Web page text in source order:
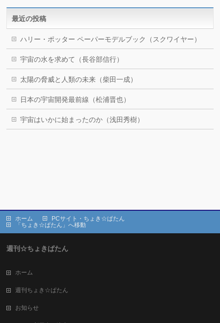
最近の投稿
ハリー・ポッター ペーパーモデルブック（スクワイヤー）
宇宙の水を求めて（長谷部信行）
太陽の脅威と人類の未来（柴田一成）
日本の宇宙開発最前線（松浦晋也）
宇宙はいかに始まったのか（浅田秀樹）
ホーム
PCサイト・ちょき☆ぱたん
「ちょき☆ぱたん」へ移動
週刊☆ちょきぱたん
ホーム
週刊ちょき☆ぱたん
お知らせ